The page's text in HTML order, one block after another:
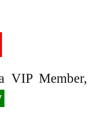
VIP Member,